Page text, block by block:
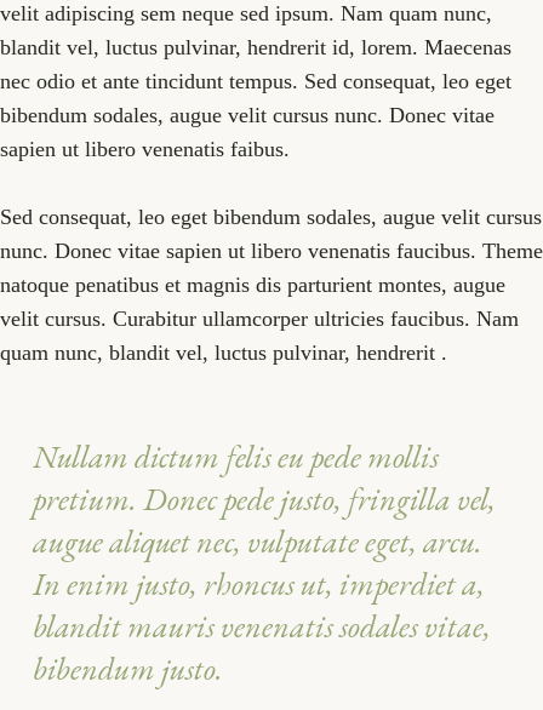
velit adipiscing sem neque sed ipsum. Nam quam nunc,
blandit vel, luctus pulvinar, hendrerit id, lorem. Maecenas
nec odio et ante tincidunt tempus. Sed consequat, leo eget
bibendum sodales, augue velit cursus nunc. Donec vitae
sapien ut libero venenatis faibus.
Sed consequat, leo eget bibendum sodales, augue velit cursus
nunc. Donec vitae sapien ut libero venenatis faucibus. Theme
natoque penatibus et magnis dis parturient montes, augue
velit cursus. Curabitur ullamcorper ultricies faucibus. Nam
quam nunc, blandit vel, luctus pulvinar, hendrerit .
Nullam dictum felis eu pede mollis
pretium. Donec pede justo, fringilla vel,
augue aliquet nec, vulputate eget, arcu.
In enim justo, rhoncus ut, imperdiet a,
blandit mauris venenatis sodales vitae,
bibendum justo.